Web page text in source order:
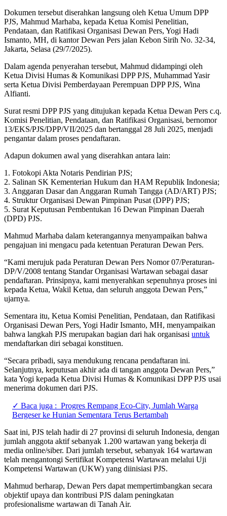
Dokumen tersebut diserahkan langsung oleh Ketua Umum DPP
PJS, Mahmud Marhaba, kepada Ketua Komisi Penelitian,
Pendataan, dan Ratifikasi Organisasi Dewan Pers, Yogi Hadi
Ismanto, MH, di kantor Dewan Pers jalan Kebon Sirih No. 32-34,
Jakarta, Selasa (29/7/2025).
Dalam agenda penyerahan tersebut, Mahmud didampingi oleh
Ketua Divisi Humas & Komunikasi DPP PJS, Muhammad Yasir
serta Ketua Divisi Pemberdayaan Perempuan DPP PJS, Wina
Alfianti.
Surat resmi DPP PJS yang ditujukan kepada Ketua Dewan Pers c.q.
Komisi Penelitian, Pendataan, dan Ratifikasi Organisasi, bernomor
13/EKS/PJS/DPP/VII/2025 dan bertanggal 28 Juli 2025, menjadi
pengantar dalam proses pendaftaran.
Adapun dokumen awal yang diserahkan antara lain:
1. Fotokopi Akta Notaris Pendirian PJS;
2. Salinan SK Kementerian Hukum dan HAM Republik Indonesia;
3. Anggaran Dasar dan Anggaran Rumah Tangga (AD/ART) PJS;
4. Struktur Organisasi Dewan Pimpinan Pusat (DPP) PJS;
5. Surat Keputusan Pembentukan 16 Dewan Pimpinan Daerah
(DPD) PJS.
Mahmud Marhaba dalam keterangannya menyampaikan bahwa
pengajuan ini mengacu pada ketentuan Peraturan Dewan Pers.
“Kami merujuk pada Peraturan Dewan Pers Nomor 07/Peraturan-
DP/V/2008 tentang Standar Organisasi Wartawan sebagai dasar
pendaftaran. Prinsipnya, kami menyerahkan sepenuhnya proses ini
kepada Ketua, Wakil Ketua, dan seluruh anggota Dewan Pers,”
ujarnya.
Sementara itu, Ketua Komisi Penelitian, Pendataan, dan Ratifikasi
Organisasi Dewan Pers, Yogi Hadir Ismanto, MH, menyampaikan
bahwa langkah PJS merupakan bagian dari hak organisasi untuk
mendaftarkan diri sebagai konstituen.
“Secara pribadi, saya mendukung rencana pendaftaran ini.
Selanjutnya, keputusan akhir ada di tangan anggota Dewan Pers,”
kata Yogi kepada Ketua Divisi Humas & Komunikasi DPP PJS usai
menerima dokumen dari PJS.
✓ Baca juga : Progres Rempang Eco-City, Jumlah Warga
Bergeser ke Hunian Sementara Terus Bertambah
Saat ini, PJS telah hadir di 27 provinsi di seluruh Indonesia, dengan
jumlah anggota aktif sebanyak 1.200 wartawan yang bekerja di
media online/siber. Dari jumlah tersebut, sebanyak 164 wartawan
telah mengantongi Sertifikat Kompetensi Wartawan melalui Uji
Kompetensi Wartawan (UKW) yang diinisiasi PJS.
Mahmud berharap, Dewan Pers dapat mempertimbangkan secara
objektif upaya dan kontribusi PJS dalam peningkatan
profesionalisme wartawan di Tanah Air.